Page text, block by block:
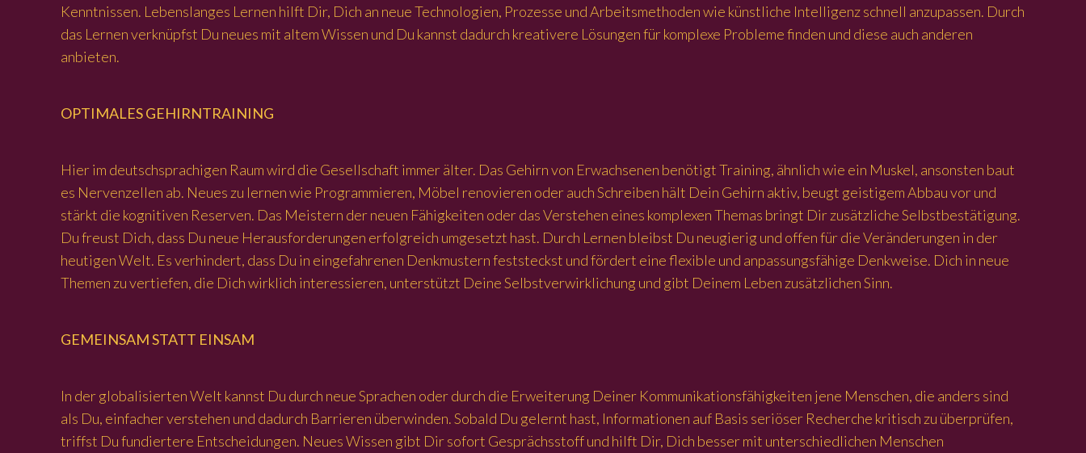
Kenntnissen. Lebenslanges Lernen hilft Dir, Dich an neue Technologien, Prozesse und Arbeitsmethoden wie künstliche Intelligenz schnell anzupassen. Durch
das Lernen verknüpfst Du neues mit altem Wissen und Du kannst dadurch kreativere Lösungen für komplexe Probleme finden und diese auch anderen
anbieten.
OPTIMALES GEHIRNTRAINING
Hier im deutschsprachigen Raum wird die Gesellschaft immer älter. Das Gehirn von Erwachsenen benötigt Training, ähnlich wie ein Muskel, ansonsten baut
es Nervenzellen ab. Neues zu lernen wie Programmieren, Möbel renovieren oder auch Schreiben hält Dein Gehirn aktiv, beugt geistigem Abbau vor und
stärkt die kognitiven Reserven. Das Meistern der neuen Fähigkeiten oder das Verstehen eines komplexen Themas bringt Dir zusätzliche Selbstbestätigung.
Du freust Dich, dass Du neue Herausforderungen erfolgreich umgesetzt hast. Durch Lernen bleibst Du neugierig und offen für die Veränderungen in der
heutigen Welt. Es verhindert, dass Du in eingefahrenen Denkmustern feststeckst und fördert eine flexible und anpassungsfähige Denkweise. Dich in neue
Themen zu vertiefen, die Dich wirklich interessieren, unterstützt Deine Selbstverwirklichung und gibt Deinem Leben zusätzlichen Sinn.
GEMEINSAM STATT EINSAM
In der globalisierten Welt kannst Du durch neue Sprachen oder durch die Erweiterung Deiner Kommunikationsfähigkeiten jene Menschen, die anders sind
als Du, einfacher verstehen und dadurch Barrieren überwinden. Sobald Du gelernt hast, Informationen auf Basis seriöser Recherche kritisch zu überprüfen,
triffst Du fundiertere Entscheidungen. Neues Wissen gibt Dir sofort Gesprächsstoff und hilft Dir, Dich besser mit unterschiedlichen Menschen